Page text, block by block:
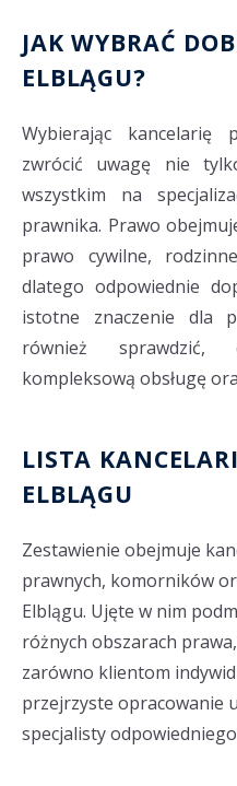
JAK WYBRAĆ
ELBLĄGU?
Wybierając kancelarię
zwrócić uwagę nie
wszystkim na
prawnika. Prawo
prawo cywilne,
dlatego odpowiednie
istotne znaczenie dla
również sprawdzić,
kompleksową obsługę
LISTA
ELBLĄGU
Zestawienie obejmuje
prawnych, komorników
Elblągu. Ujęte w nim
różnych obszarach
zarówno klientom
przejrzyste opracowanie
specjalisty